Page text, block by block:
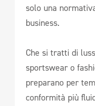
solo una
business.
Che si tratti di
sportswear o
preparano per
conformità più